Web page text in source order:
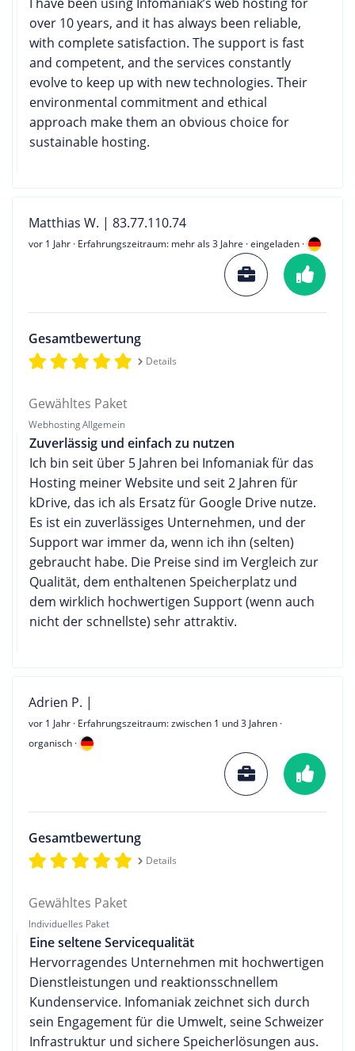
over 10 years, and it has always been reliable,
with complete satisfaction. The support is fast
and competent, and the services constantly
evolve to keep up with new technologies. Their
environmental commitment and ethical
approach make them an obvious choice for
sustainable hosting.
Matthias W. | 83.77.110.74
vor 1 Jahr · Erfahrungszeitraum: mehr als 3 Jahre · eingeladen ·
Gesamtbewertung
Details
Gewähltes Paket
Webhosting Allgemein
Zuverlässig und einfach zu nutzen
Ich bin seit über 5 Jahren bei Infomaniak für das
Hosting meiner Website und seit 2 Jahren für
kDrive, das ich als Ersatz für Google Drive nutze.
Es ist ein zuverlässiges Unternehmen, und der
Support war immer da, wenn ich ihn (selten)
gebraucht habe. Die Preise sind im Vergleich zur
Qualität, dem enthaltenen Speicherplatz und
dem wirklich hochwertigen Support (wenn auch
nicht der schnellste) sehr attraktiv.
Adrien P. |
vor 1 Jahr · Erfahrungszeitraum: zwischen 1 und 3 Jahren ·
organisch ·
Gesamtbewertung
Details
Gewähltes Paket
Individuelles Paket
Eine seltene Servicequalität
Hervorragendes Unternehmen mit hochwertigen
Dienstleistungen und reaktionsschnellem
Kundenservice. Infomaniak zeichnet sich durch
sein Engagement für die Umwelt, seine Schweizer
Infrastruktur und sichere Speicherlösungen aus.